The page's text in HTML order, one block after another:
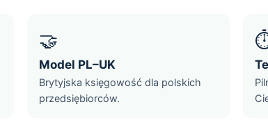
🤝
Model PL–UK
Brytyjska księgowość dla polskich
przedsiębiorców.